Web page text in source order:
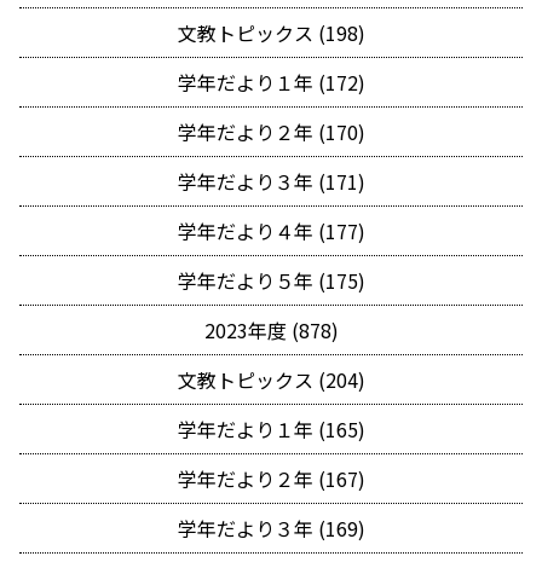
文教トピックス (198)
学年だより１年 (172)
学年だより２年 (170)
学年だより３年 (171)
学年だより４年 (177)
学年だより５年 (175)
2023年度 (878)
文教トピックス (204)
学年だより１年 (165)
学年だより２年 (167)
学年だより３年 (169)